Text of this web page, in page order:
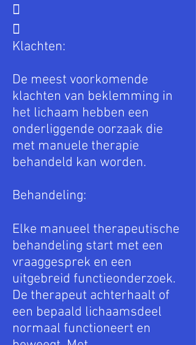


Klachten:
De meest voorkomende
klachten van beklemming in
het lichaam hebben een
onderliggende oorzaak die
met manuele therapie
behandeld kan worden.
Behandeling:
Elke manueel therapeutische
behandeling start met een
vraaggesprek en een
uitgebreid functieonderzoek.
De therapeut achterhaalt of
een bepaald lichaamsdeel
normaal functioneert en